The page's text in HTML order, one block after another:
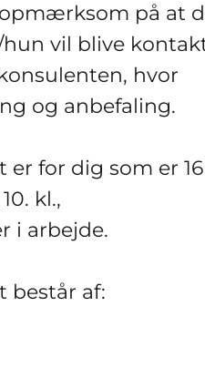
på at
vil blive
hvor
og anbefaling.
for dig som er 16
kl.,
i arbejde.
består af: